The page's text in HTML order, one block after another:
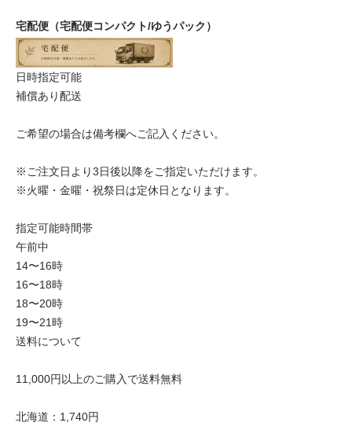
宅配便（宅配便コンパクト/ゆうパック）
日時指定可能
補償あり配送
ご希望の場合は備考欄へご記入ください。
※ご注文日より3日後以降をご指定いただけます。
※火曜・金曜・祝祭日は定休日となります。
指定可能時間帯
午前中
14〜16時
16〜18時
18〜20時
19〜21時
送料について
11,000円以上のご購入で送料無料
北海道：1,740円